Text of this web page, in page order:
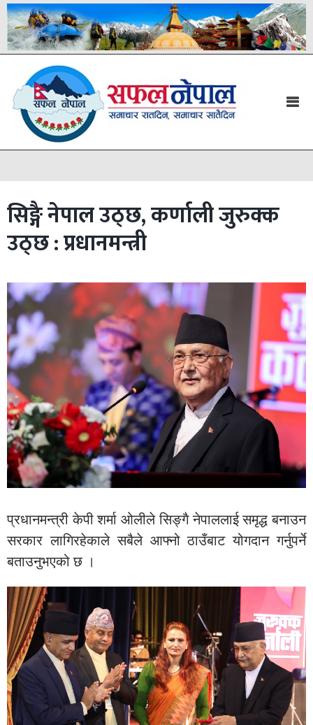
सिङ्गै नेपाल उठ्छ, कर्णाली जुरुक्क
उठ्छ : प्रधानमन्त्री
प्रधानमन्त्री केपी शर्मा ओलीले सिङ्गै नेपाललाई समृद्ध बनाउन
सरकार लागिरहेकाले सबैले आफ्नो ठाउँबाट योगदान गर्नुपर्ने
बताउनुभएको छ ।